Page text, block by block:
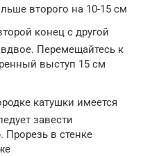
второго на 10-15 см
конец с другой
Перемещайтесь к
выступ 15 см
катушки имеется
завести
в стенке